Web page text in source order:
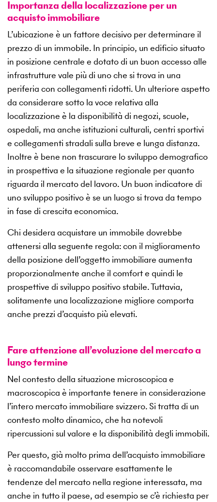
Importanza della localizzazione per un
acquisto immobiliare
L’ubicazione è un fattore decisivo per determinare il
prezzo di un immobile. In principio, un edificio situato
in posizione centrale e dotato di un buon accesso alle
infrastrutture vale più di uno che si trova in una
periferia con collegamenti ridotti. Un ulteriore aspetto
da considerare sotto la voce relativa alla
localizzazione è la disponibilità di negozi, scuole,
ospedali, ma anche istituzioni culturali, centri sportivi
e collegamenti stradali sulla breve e lunga distanza.
Inoltre è bene non trascurare lo sviluppo demografico
in prospettiva e la situazione regionale per quanto
riguarda il mercato del lavoro. Un buon indicatore di
uno sviluppo positivo è se un luogo si trova da tempo
in fase di crescita economica.
Chi desidera acquistare un immobile dovrebbe
attenersi alla seguente regola: con il miglioramento
della posizione dell’oggetto immobiliare aumenta
proporzionalmente anche il comfort e quindi le
prospettive di sviluppo positivo stabile. Tuttavia,
solitamente una localizzazione migliore comporta
anche prezzi d’acquisto più elevati.
Fare attenzione all’evoluzione del mercato a
lungo termine
Nel contesto della situazione microscopica e
macroscopica è importante tenere in considerazione
l’intero mercato immobiliare svizzero. Si tratta di un
contesto molto dinamico, che ha notevoli
ripercussioni sul valore e la disponibilità degli immobili.
Per questo, già molto prima dell’acquisto immobiliare
è raccomandabile osservare esattamente le
tendenze del mercato nella regione interessata, ma
anche in tutto il paese, ad esempio se c’è richiesta per